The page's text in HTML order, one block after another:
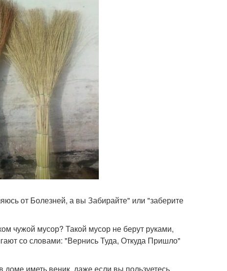
от Болезней, а вы Забирайте" или "заберите
чужой мусор? Такой мусор не берут руками,
со словами: "Вернись Туда, Откуда Пришло"